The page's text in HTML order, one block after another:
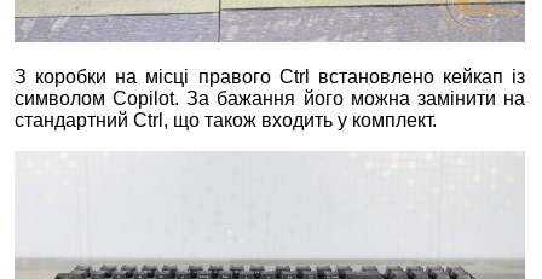
З коробки на місці правого Ctrl встановлено кейкап із
символом Copilot. За бажання його можна замінити на
стандартний Ctrl, що також входить у комплект.